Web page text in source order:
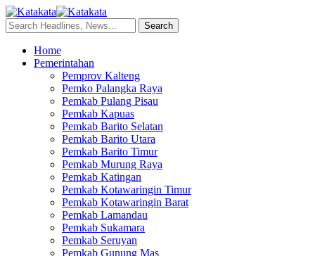
Home
Pemerintahan
Pemprov Kalteng
Pemko Palangka Raya
Pemkab Pulang Pisau
Pemkab Kapuas
Pemkab Barito Selatan
Pemkab Barito Utara
Pemkab Barito Timur
Pemkab Murung Raya
Pemkab Katingan
Pemkab Kotawaringin Timur
Pemkab Kotawaringin Barat
Pemkab Lamandau
Pemkab Sukamara
Pemkab Seruyan
Pemkab Gunung Mas